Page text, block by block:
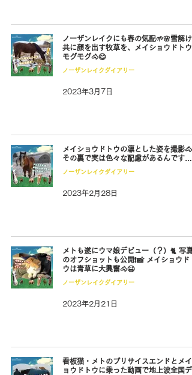
ノーザンレイクにも春の気配🌱🌸雪解け
共に顔を出す牧草を、メイショウドトウ
モグモグ🐴😋
ノーザンレイクダイアリー
2023年3月7日
メイショウドトウの凛とした姿を撮影
その裏で実は色々な配慮があるんです
ノーザンレイクダイアリー
2023年2月28日
メトも遂にウマ娘デビュー（？）🐈 写真
のオフショットも公開❗️📸 メイショウド
ウは青草に大興奮🐴😆
ノーザンレイクダイアリー
2023年2月21日
看板猫・メトのプリサイスエンドとメイ
ョウドトウに乗った動画で地上波全国デ